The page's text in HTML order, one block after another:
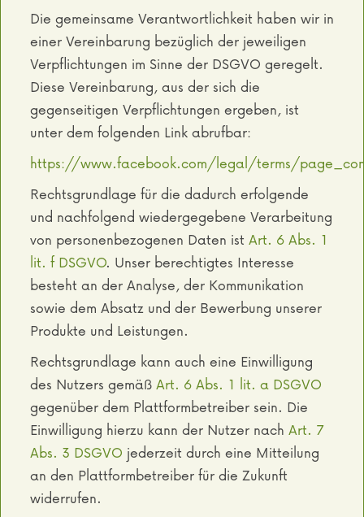
Die gemeinsame Verantwortlichkeit haben wir in
einer Vereinbarung bezüglich der jeweiligen
Verpflichtungen im Sinne der DSGVO geregelt.
Diese Vereinbarung, aus der sich die
gegenseitigen Verpflichtungen ergeben, ist
unter dem folgenden Link abrufbar:
https://www.facebook.com/legal/terms/
Rechtsgrundlage für die dadurch erfolgende
und nachfolgend wiedergegebene Verarbeitung
von personenbezogenen Daten ist Art. 6 Abs. 1
lit. f DSGVO. Unser berechtigtes Interesse
besteht an der Analyse, der Kommunikation
sowie dem Absatz und der Bewerbung unserer
Produkte und Leistungen.
Rechtsgrundlage kann auch eine Einwilligung
des Nutzers gemäßArt. 6 Abs. 1 lit. a DSGVO
gegenüber dem Plattformbetreiber sein. Die
Einwilligung hierzu kann der Nutzer nach Art. 7
Abs. 3 DSGVO jederzeit durch eine Mitteilung
an den Plattformbetreiber für die Zukunft
widerrufen.